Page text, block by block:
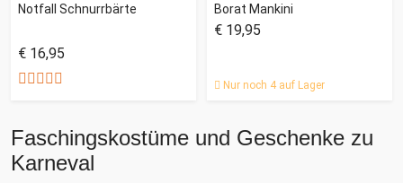
Notfall Schnurrbärte
€ 16,95
Borat Mankini
€ 19,95
Nur noch 4 auf Lager
Faschingskostüme und Geschenke zu
Karneval